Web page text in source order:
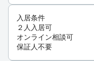
入居条件
２人入居可
オンライン相談可
保証人不要